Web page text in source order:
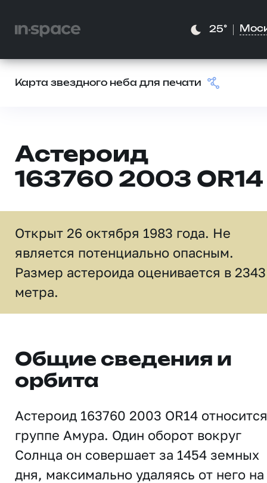
25°
Карта звездного неба для печати
Астероид
163760 2003 OR14
Открыт 26 октября 1983 года. Не
является потенциально опасным.
Размер астероида оценивается в 2343
метра.
Общие сведения и
орбита
Астероид 163760 2003 OR14
группе Амура. Один оборот вокруг
Солнца он совершает за 1454 земных
дня, максимально удаляясь от него на